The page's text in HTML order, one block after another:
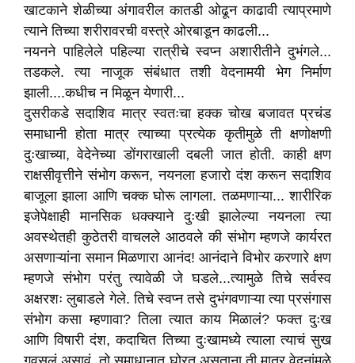
खाटकाने शेळीच्या अंगावरील कातडी ओढून काढावी त्याप्रमाणे
त्याने तिच्या शरीरावरची वस्त्रे ओरबाडून काढली...
नयनने पाहिलेले पहिल्या रात्रीचे स्वप्न अशारीतीने दुभंगले...
तडकले. त्या नाजूक संबंधात तशी वेदनामयी भेग निर्माण
झाली....कधीच न मिळून येणारी...
दुसरीकडे सदाशिव मात्र स्वतःचा हक्क चोख बजावत प्रचंड
समाधानी होता मात्र त्याच्या प्रत्येक कृतीमुळे ती क्षणोक्षणी
दुःखाच्या, वेदेनेच्या डोंगराखाली दबली जात होती. काही क्षण
राक्षसीवृत्तीने संभोग करून, नयनला हजारो दंश करून सदाशिव
बाजूला झाला आणि चक्क घोरू लागला. तळमणाऱ्या... शारीरिक
इजेपेक्षाही मानसिक धक्क्याने दुःखी झालेल्या नयनला त्या
अवस्थेतही कुठेतरी वाचलले आठवले की संभोग म्हणजे कार्यरत
असणाऱ्यांना समान मिळणारा आनंद! आनंदाने विभोर करणारे क्षण
म्हणजे संभोग परंतु त्यावेळी जे घडले...त्यामुळे तिचे सर्वस्व
अक्षरशः लुबाडले गेले. तिचे स्वप्न तसे दुभंगवणाऱ्या त्या प्रसंगास
संभोग कसा म्हणावा? तिला त्यात काय मिळालं? फक्त दुःख
आणि विषारी दंश, कदाचित तिच्या दुःखामध्ये त्याला त्याचं सुख